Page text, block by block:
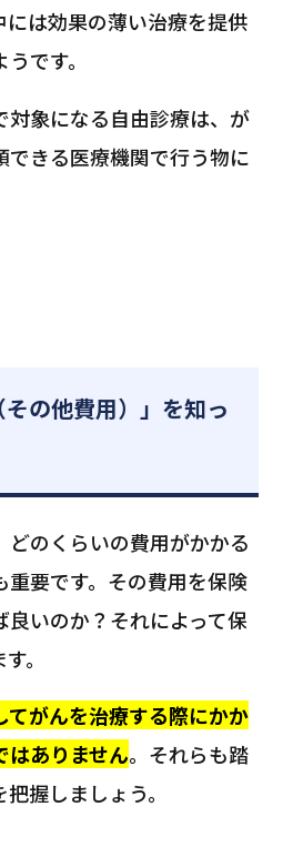
は効果の薄い治療を提供
です。
対象になる自由診療は、が
できる医療機関で行う物に
の他費用）」を知っ
のくらいの費用がかかる
要です。その費用を保険
いのか？それによって保
。
てがんを治療する際にかか
はありません。それらも踏
握しましょう。